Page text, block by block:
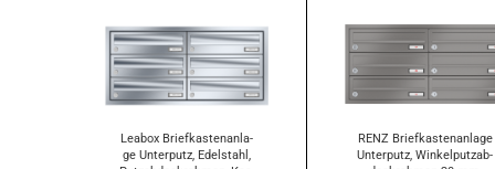
Lea­box Brief­kas­ten­an­la­
ge Un­ter­putz, Edel­stahl,
RENZ Brief­kas­ten­an­la­ge
Un­ter­putz, Win­kel­putz­ab­